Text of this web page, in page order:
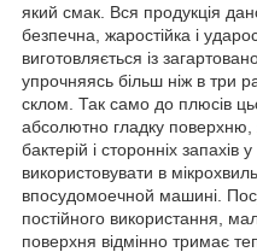
який смак. Вся продукція
безпечна, жаростійка і
виготовляється із
упрочняясь більш ніж в три
склом. Так само до плюсів
абсолютно гладку
бактерій і сторонніх
використовувати в
впосудомоечной машині.
постійного використання,
поверхня відмінно тримає